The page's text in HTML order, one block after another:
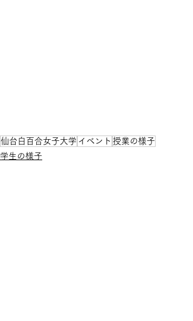
仙台白百合女子大学 イベント 授業の様子
学生の様子